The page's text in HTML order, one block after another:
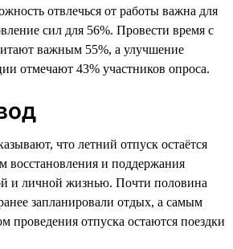
отвлечься от работы важна для
сил для 56%. Провести время с
важным 55%, а улучшение
отмечают 43% участников опроса.
что летний отпуск остаётся
восстановления и поддержания
и личной жизнью. Почти половина
запланировали отдых, а самым
проведения отпуска остаются поездки